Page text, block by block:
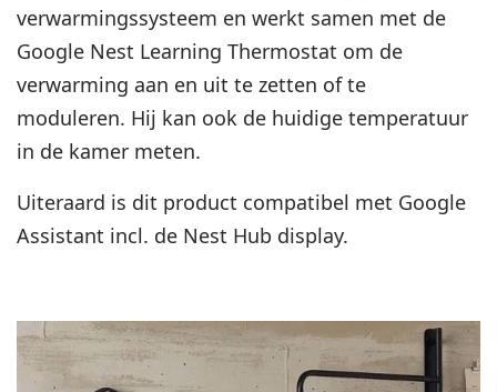
verwarmingssysteem en werkt samen met de
Google Nest Learning Thermostat om de
verwarming aan en uit te zetten of te
moduleren. Hij kan ook de huidige temperatuur
in de kamer meten.
Uiteraard is dit product compatibel met Google
Assistant incl. de Nest Hub display.